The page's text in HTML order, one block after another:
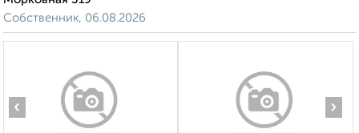
Собственник, 06.08.2026
‹ ›